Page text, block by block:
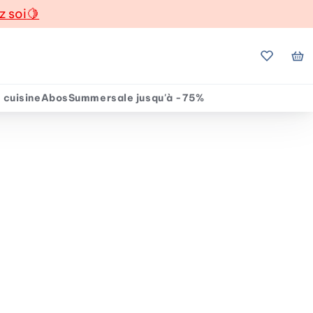
soi🍋
Mes
cuisineAbosSummersale jusqu'à -75%